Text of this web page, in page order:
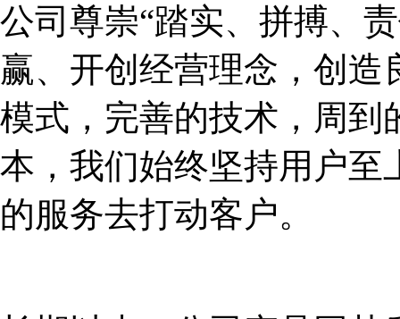
公司尊崇“踏实、拼搏、
赢、开创经营理念，创
模式，完善的技术，周到
本，我们始终坚持用户至
的服务去打动客户。